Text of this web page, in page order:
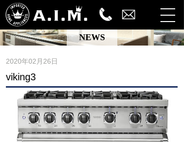
NEWS
2020年02月26日
viking3